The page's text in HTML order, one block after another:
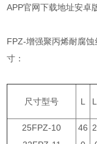
APP官网下载地址安卓版结
FPZ-增强聚丙烯耐腐
寸：
尺寸型号 L
25FPZ-10
46